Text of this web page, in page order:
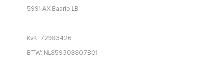
5991 AX Baarlo LB
KvK: 72983426
BTW: NL859308807B01